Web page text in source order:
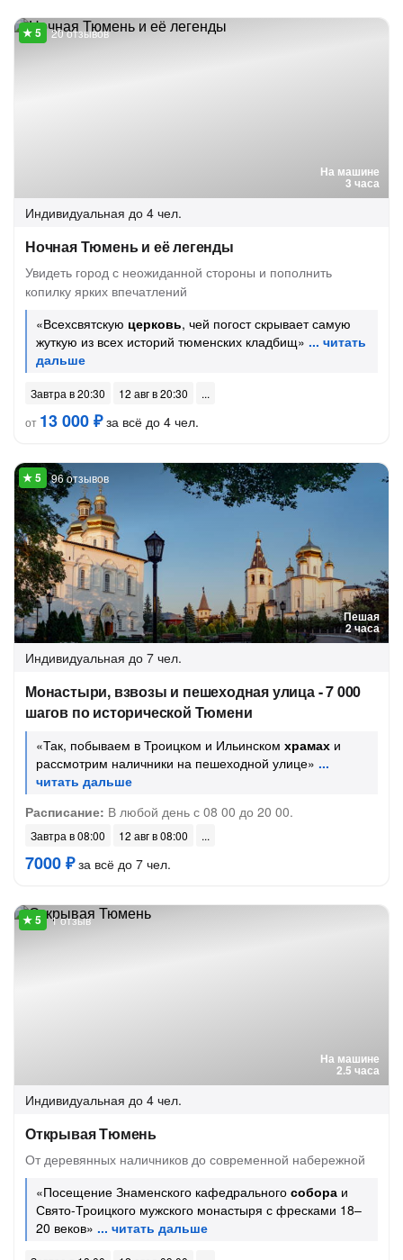
На машине
3 часа
20 отзывов
Индивидуальная до 4 чел.
Ночная Тюмень и её легенды
Увидеть город с неожиданной стороны и пополнить
копилку ярких впечатлений
«Всехсвятскую церковь, чей погост скрывает самую
жуткую из всех историй тюменских кладбищ»
Завтра в 20:30
12 авг в 20:30
от 13 000 ₽за всё до 4 чел.
Пешая
2 часа
96 отзывов
Индивидуальная до 7 чел.
Монастыри, взвозы и пешеходная улица - 7 000
шагов по исторической Тюмени
«Так, побываем в Троицком и Ильинском храмах и
рассмотрим наличники на пешеходной улице»
Расписание: В любой день с 08 00 до 20 00.
Завтра в 08:00 12 авг в 08:00
7000 ₽за всё до 7 чел.
На машине
2.5 часа
1 отзыв
Индивидуальная до 4 чел.
Открывая Тюмень
От деревянных наличников до современной набережной
«Посещение Знаменского кафедрального собора и
Свято-Троицкого мужского монастыря с фресками 18–
20 веков»